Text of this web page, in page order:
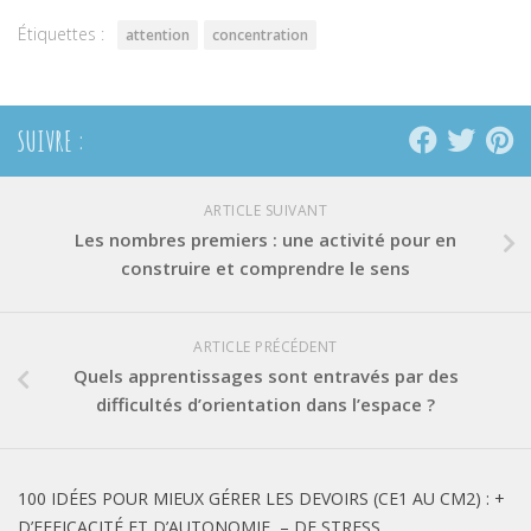
Étiquettes : attention concentration
SUIVRE :
ARTICLE SUIVANT
Les nombres premiers : une activité pour en
construire et comprendre le sens
ARTICLE PRÉCÉDENT
Quels apprentissages sont entravés par des
difficultés d’orientation dans l’espace ?
100 IDÉES POUR MIEUX GÉRER LES DEVOIRS (CE1 AU CM2) : +